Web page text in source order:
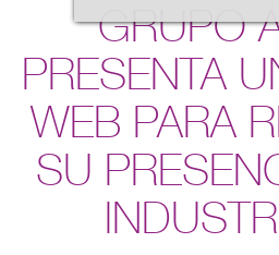
GRUPO
PRESENTA
WEB PARA
SU